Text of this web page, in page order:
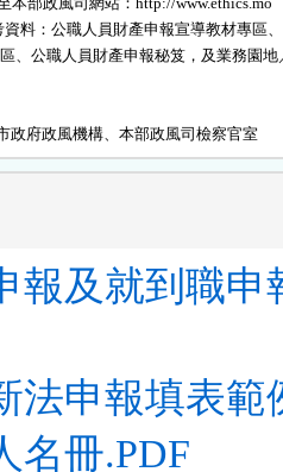
考資料：公職人員財產申報宣導教材專區、
專區、公職人員財產申報秘笈，及業務園地
載參用。
民代表會
政府政風機構、本部政風司檢察官室
報及就到職申
法申報填表範
名冊.PDF